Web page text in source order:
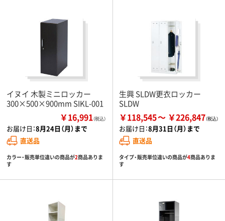
イヌイ 木製ミニロッカー
300×500×900mm SIKL-001
￥16,991（税込）
お届け日：8月24日（月）まで
直送品
カラー・販売単位違いの商品が2商品ありま
す
生興 SLDW更衣ロッカー
SLDW
￥118,545 ￥226,847
お届け日：8月31日（月）まで
直送品
タイプ・販売単位違いの商品が4商品ありま
す